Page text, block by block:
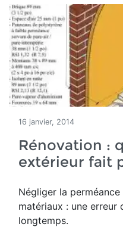
16 janvier, 2014
Rénovation :
extérieur fait
Négliger la perméance
matériaux : une erreur
longtemps.